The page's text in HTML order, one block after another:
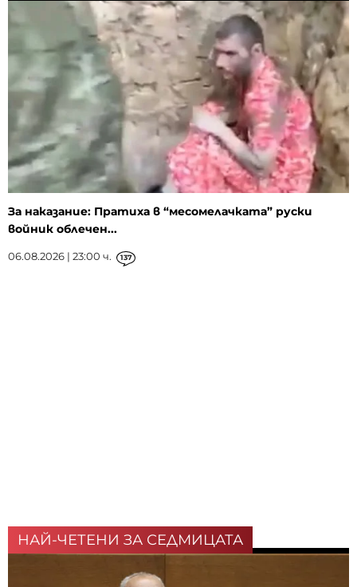
За наказание: Пратиха в “месомелачката” руски
войник облечен...
06.08.2026 | 23:00 ч. 137
НАЙ-ЧЕТЕНИ ЗА СЕДМИЦАТА